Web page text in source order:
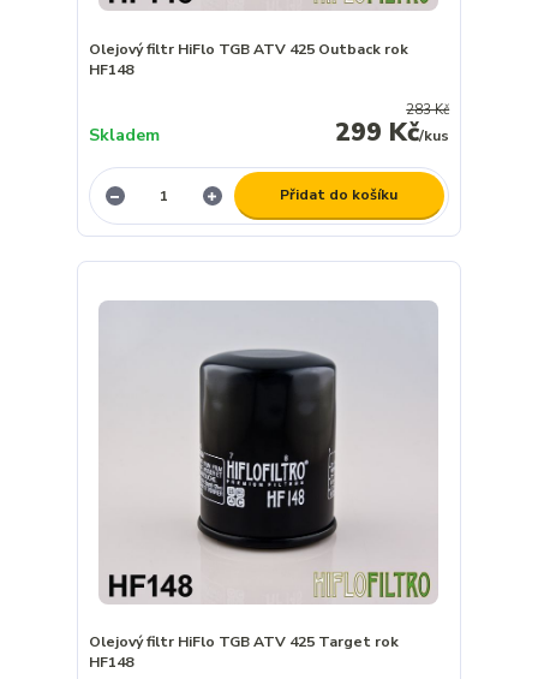
Olejový filtr HiFlo TGB ATV 425 Outback rok
HF148
283 Kč
299 Kč/kus
Skladem
Přidat do košíku
Olejový filtr HiFlo TGB ATV 425 Target rok
HF148